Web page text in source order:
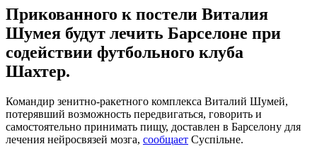
Прикованного к постели Виталия
Шумея будут лечить Барселоне при
содействии футбольного клуба
Шахтер.
Командир зенитно-ракетного комплекса Виталий Шумей,
потерявший возможность передвигаться, говорить и
самостоятельно принимать пищу, доставлен в Барселону для
лечения нейросвязей мозга, сообщает Суспільне.